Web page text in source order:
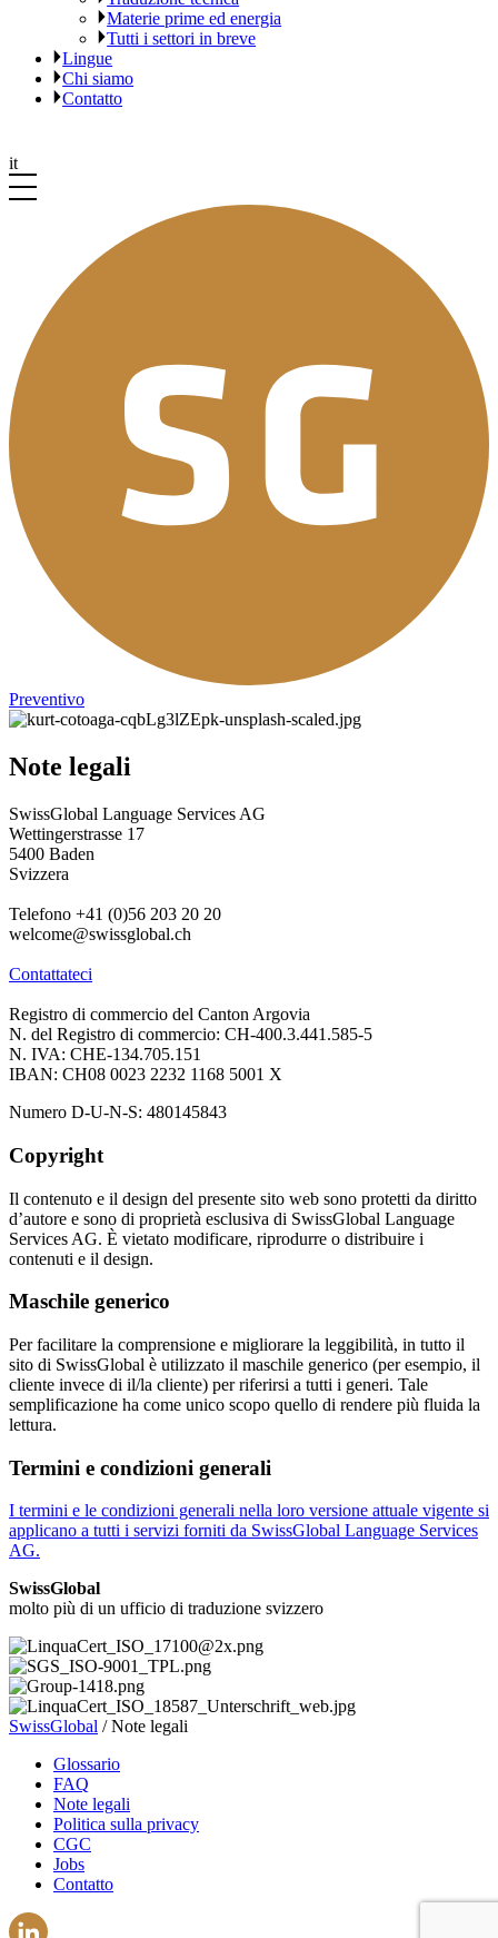
Materie prime ed energia
Tutti i settori in breve
Lingue
Chi siamo
Contatto
it
Preventivo
Note legali
SwissGlobal Language Services AG
Wettingerstrasse 17
5400 Baden
Svizzera
Telefono +41 (0)56 203 20 20
welcome@swissglobal.ch
Contattateci
Registro di commercio del Canton Argovia
N. del Registro di commercio: CH-400.3.441.585-5
N. IVA: CHE-134.705.151
IBAN: CH08 0023 2232 1168 5001 X
Numero D-U-N-S: 480145843
Copyright
Il contenuto e il design del presente sito web sono protetti da diritto
d’autore e sono di proprietà esclusiva di SwissGlobal Language
Services AG. È vietato modificare, riprodurre o distribuire i
contenuti e il design.
Maschile generico
Per facilitare la comprensione e migliorare la leggibilità, in tutto il
sito di SwissGlobal è utilizzato il maschile generico (per esempio, il
cliente invece di il/la cliente) per riferirsi a tutti i generi. Tale
semplificazione ha come unico scopo quello di rendere più fluida la
lettura.
Termini e condizioni generali
I termini e le condizioni generali nella loro versione attuale vigente si
applicano a tutti i servizi forniti da SwissGlobal Language Services
AG.
SwissGlobal
molto più di un ufficio di traduzione svizzero
SwissGlobal /Note legali
Glossario
FAQ
Note legali
Politica sulla privacy
CGC
Jobs
Contatto